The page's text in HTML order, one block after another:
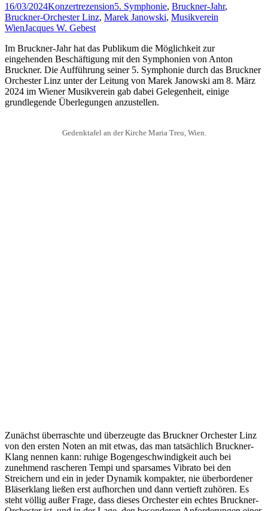
16/03/2024Konzertrezension5. Symphonie, Bruckner-Jahr,
Bruckner-Orchester Linz, Marek Janowski, Musikverein
WienJacques W. Gebest
Im Bruckner-Jahr hat das Publikum die Möglichkeit zur
eingehenden Beschäftigung mit den Symphonien von Anton
Bruckner. Die Aufführung seiner 5. Symphonie durch das Bruckner
Orchester Linz unter der Leitung von Marek Janowski am 8. März
2024 im Wiener Musikverein gab dabei Gelegenheit, einige
grundlegende Überlegungen anzustellen.
Gedenktafel an der Kirche Maria Treu, Wien.
Zunächst überraschte und überzeugte das Bruckner Orchester Linz
von den ersten Noten an mit etwas, das man tatsächlich Bruckner-
Klang nennen kann: ruhige Bogengeschwindigkeit auch bei
zunehmend rascheren Tempi und sparsames Vibrato bei den
Streichern und ein in jeder Dynamik kompakter, nie überbordener
Bläserklang ließen erst aufhorchen und dann vertieft zuhören. Es
steht völlig außer Frage, dass dieses Orchester ein echtes Bruckner-